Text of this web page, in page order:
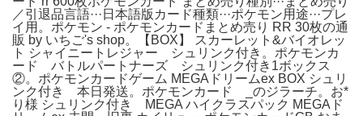
／引退品言語···日本語版カード種類···ポケモン用途···プレ
イ用。ポケモン - ポケモンカードまとめ売り RR 30枚の通
販 by いちご's shop。【BOX】 スカーレット&バイオレッ
ト シャイニートレジャー シュリンク付き。ポケモンカ
ード バトルパートナーズ シュリンク付き1ボックス
②。ポケモンカードゲーム MEGAドリームex BOX シュリ
ンク付き 本日発送。ポケモンカード _のジラーチ。お*
り様 シュリンク付き MEGA ハイクラスパック MEGAド